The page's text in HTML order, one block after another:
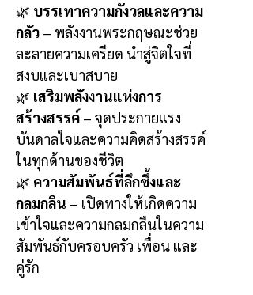
🌿 บรรเทาความกังวลและความ
กลัว – พลังงานพระกฤษณะช่วย
ละลายความเครียด นำสู่จิตใจที่
สงบและเบาสบาย
🌿 เสริมพลังงานแห่งการ
สร้างสรรค์ – จุดประกายแรง
บันดาลใจและความคิดสร้างสรรค์
ในทุกด้านของชีวิต
🌿 ความสัมพันธ์ที่ลึกซึ้งและ
กลมกลืน – เปิดทางให้เกิดความ
เข้าใจและความกลมกลืนในความ
สัมพันธ์กับครอบครัว เพื่อน และ
คู่รัก